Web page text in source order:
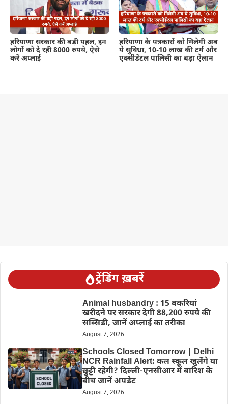
हरियाणा सरकार की बड़ी पहल, इन
लोगों को दे रही 8000 रुपये, ऐसे
करें अप्लाई
हरियाणा के पत्रकारों को मिलेगी अब
ये सुविधा, 10-10 लाख की टर्म और
एक्सीडेंटल पालिसी का बड़ा ऐलान
ट्रेंडिंग ख़बरें
Animal husbandry : 15 बकरियां
खरीदने पर सरकार देगी 88,200 रुपये की
सब्सिडी, जानें अप्लाई का तरीका
August 7, 2026
Schools Closed Tomorrow | Delhi
NCR Rainfall Alert: कल स्कूल खुलेंगे या
छुट्टी रहेगी? दिल्ली-एनसीआर में बारिश के
बीच जानें अपडेट
August 7, 2026